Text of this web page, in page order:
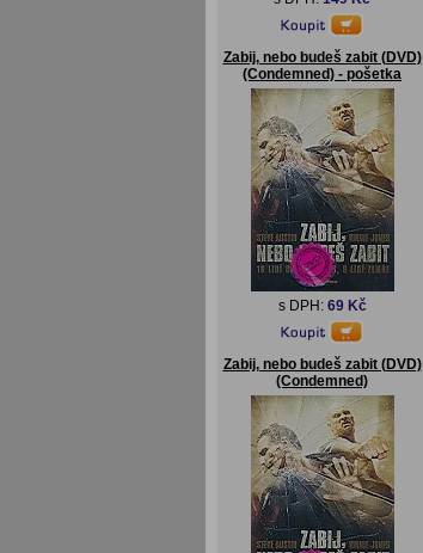
Zabij, nebo budeš zabit (DVD)
(Condemned) - pošetka
s DPH: 69 Kč
Zabij, nebo budeš zabit (DVD)
(Condemned)